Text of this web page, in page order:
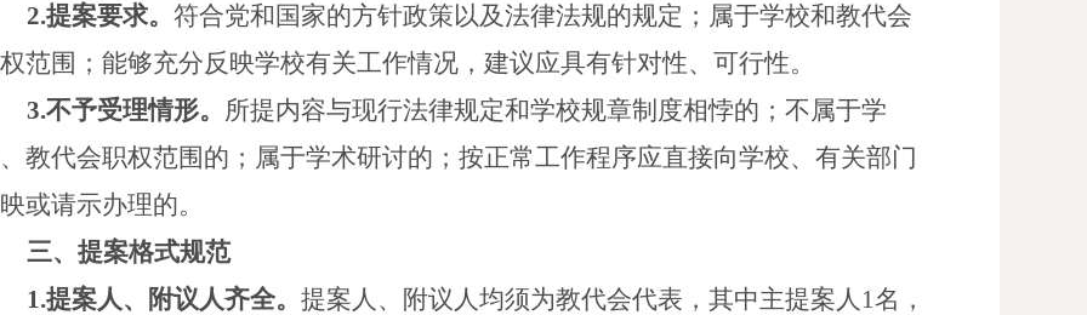
2.提案要求。 符合党和国家的方针政策以及法律法规的规定；属于学校和教代会
范围；能够充分反映学校有关工作情况，建议应具有针对性、可行性。
3.不予受理情形。 所提内容与现行法律规定和学校规章制度相悖的；不属于学
教代会职权范围的；属于学术研讨的；按正常工作程序应直接向学校、有关部门
或请示办理的。
三、提案格式规范
1.提案人、附议人齐全。 提案人、附议人均须为教代会代表，其中主提案人1名，